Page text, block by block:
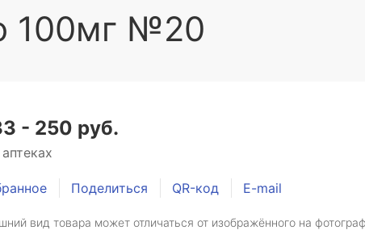
100мг №20
- 250 руб.
Поделиться QR-код E-mail
вид товара может отличаться от изображённого на